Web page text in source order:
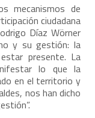
mecanismos de
ciudadana
Díaz Wörner
y su gestión: la
presente. La
lo que la
en el territorio y
nos han dicho